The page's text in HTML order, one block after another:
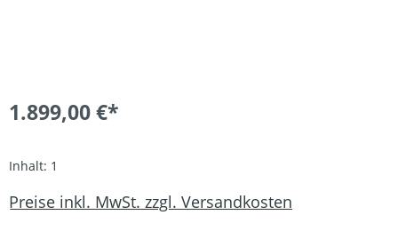
1.899,00 €*
Inhalt: 1
Preise inkl. MwSt. zzgl. Versandkosten